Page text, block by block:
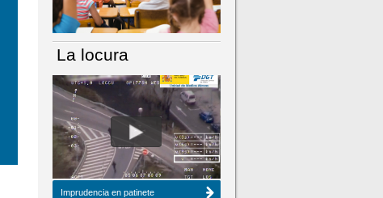
NÚMERO ACTUAL HEMEROTECA
La locura
Imprudencia en patinete